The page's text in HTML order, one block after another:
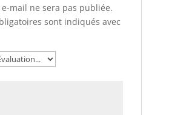
mail ne sera pas publiée.
sont indiqués avec